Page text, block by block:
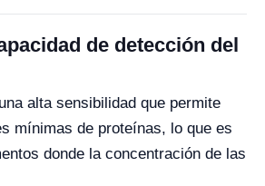
de detección del
alta sensibilidad que permite
mínimas de proteínas, lo que es
donde la concentración de las